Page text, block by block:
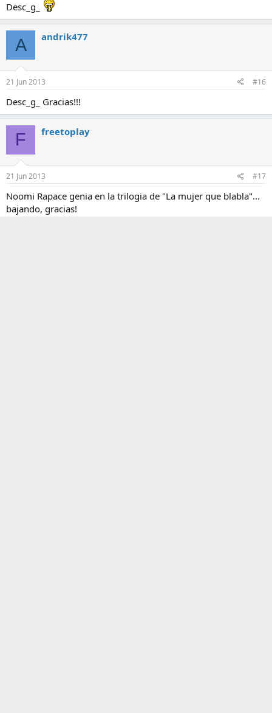
Desc_g_
A andrik477
21 Jun 2013 #16
Desc_g_ Gracias!!!
F freetoplay
21 Jun 2013 #17
Noomi Rapace genia en la trilogia de "La mujer que blabla"...
bajando, gracias!